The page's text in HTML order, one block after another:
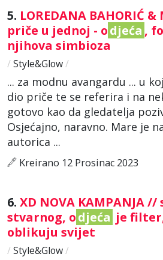
5. LOREDANA BAHORIĆ
priče u jednoj - odjeća ,
njihova simbioza
/ Style&Glow/
... za modnu avangardu ... u
dio priče te se referira i na
gotovo kao da gledatelja
Osjećajno, naravno. Mare je
autorica ...
Kreirano 12 Prosinac 2023
6. XD NOVA KAMPANJA
stvarnog, odjeća je
oblikuju svijet
/ Style&Glow/